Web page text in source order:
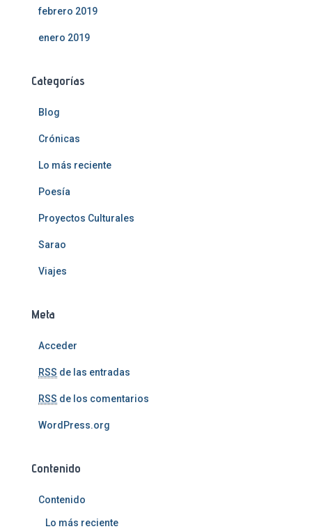
febrero 2019
enero 2019
Categorías
Blog
Crónicas
Lo más reciente
Poesía
Proyectos Culturales
Sarao
Viajes
Meta
Acceder
RSS de las entradas
RSS de los comentarios
WordPress.org
Contenido
Contenido
Lo más reciente